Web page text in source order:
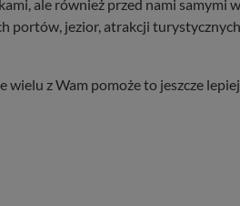
ale również przed nami samymi
portów, jezior, atrakcji
z Wam pomoże to jeszcze